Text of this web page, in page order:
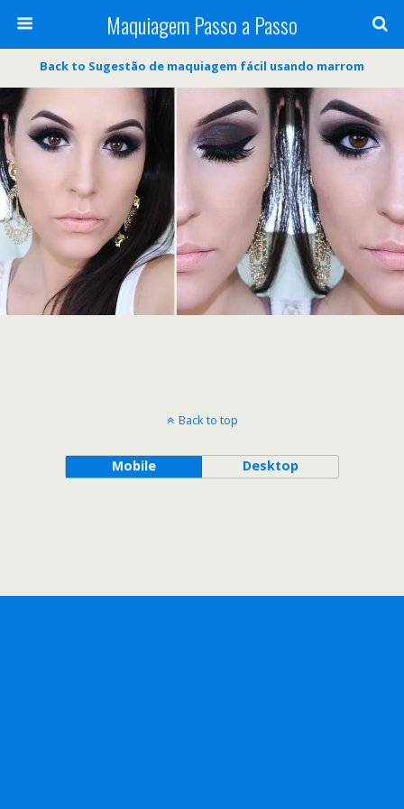
Maquiagem Passo a Passo
Back to Sugestão de maquiagem fácil usando marrom
Back to top
Mobile Desktop